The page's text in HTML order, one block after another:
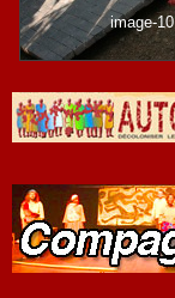
image-10